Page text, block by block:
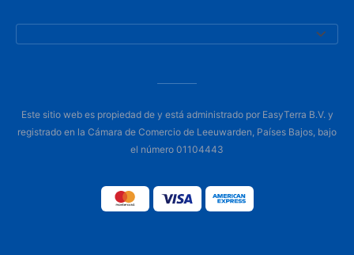
Este sitio web es propiedad de y está administrado por EasyTerra B.V. y
registrado en la Cámara de Comercio de Leeuwarden, Países Bajos, bajo
el número 01104443